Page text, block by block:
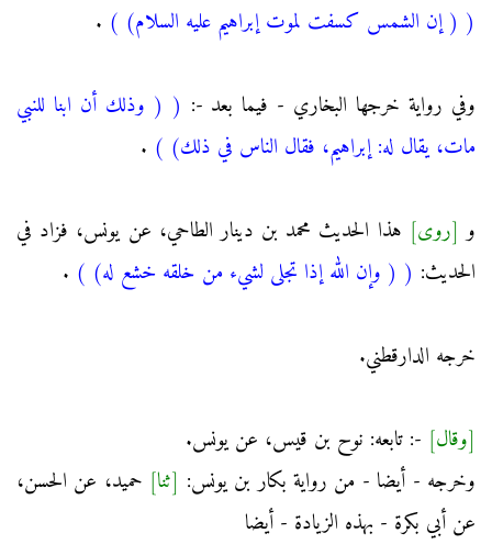
( ( إن الشمس كسفت لموت إبراهيم عليه السلام) )
.
وفي رواية خرجها البخاري - فيما بعد -: ( ( وذلك أن ابنا للنبي
مات، يقال له: إبراهيم، فقال الناس في ذلك) )
.
و [روى] هذا الحديث محمد بن دينار الطاحي، عن يونس، فزاد في
الحديث: ( ( وإن الله إذا تجلى لشيء من خلقه خشع له) )
.
خرجه الدارقطني.
[وقال] -: تابعه: نوح بن قيس، عن يونس.
وخرجه - أيضا - من رواية بكار بن يونس: [ثنا] حميد، عن الحسن،
عن أبي بكرة - بهذه الزيادة - أيضا